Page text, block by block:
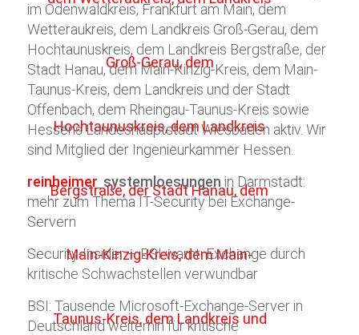
im Odenwaldkreis, Frankfurt am Main, dem
Wetteraukreis, dem Landkreis Groß-Gerau, dem
Hochtaunuskreis, dem Landkreis Bergstraße, der
Stadt Hanau, dem Main-Kinzig-Kreis, dem Main-
Taunus-Kreis, dem Landkreis und der Stadt
Offenbach, dem Rheingau-Taunus-Kreis sowie
Hessens Landeshauptstadt Wiesbaden aktiv. Wir
sind Mitglied der Ingenieurkammer Hessen.
reinheimer systemloesungen in Darmstadt:
mehr zum Thema IT-Security bei Exchange-
Servern
Security-Insider – BSI warnt: Exchange durch
kritische Schwachstellen verwundbar
BSI: Tausende Microsoft-Exchange-Server in
Deutschland weiterhin für kritische